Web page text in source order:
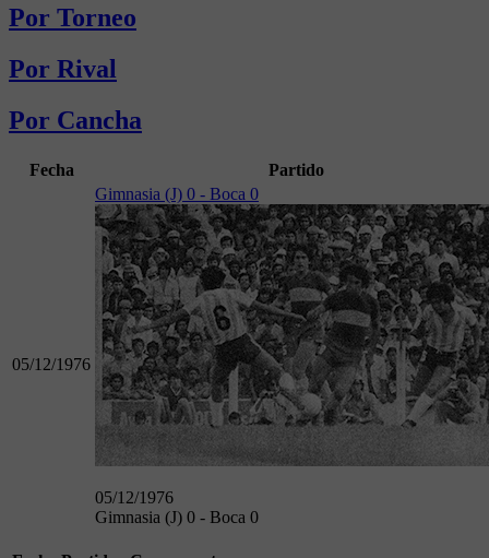
Por Torneo
Por Rival
Por Cancha
Fecha Partido
05/12/1976
Gimnasia (J) 0 - Boca 0
05/12/1976
Gimnasia (J) 0 - Boca 0